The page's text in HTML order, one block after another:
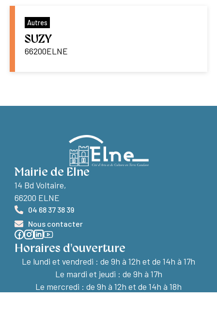
Autres
SUZY
66200ELNE
Mairie de Elne
14 Bd Voltaire,
66200 ELNE
04 68 37 38 39
Nous contacter
Horaires d'ouverture
Le lundi et vendredi : de 9h à 12h et de 14h à 17h
Le mardi et jeudi : de 9h à 17h
Le mercredi : de 9h à 12h et de 14h à 18h